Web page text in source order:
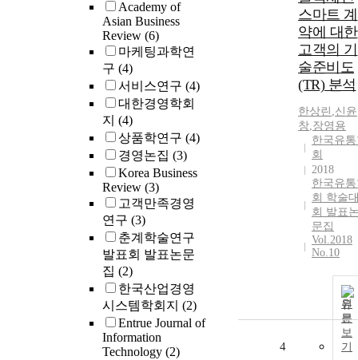
Academy of
Asian Business
Review (6)
마케팅과학연
구 (4)
서비스연구 (4)
대한경영학회
지 (4)
상품학연구 (4)
경영논집 (3)
Korea Business
Review (3)
고객만족경영
연구 (3)
춘계학술연구
발표회 발표논문
집 (2)
한국산업경영
시스템학회지 (2)
Entrue Journal of
Information
Technology (2)
스마트 계
약에 대한
고객의 기
술준비도
(TR) 분석
한상린 ,신윤
창,장영용
한국유
회
2018
한국유
회 학술
회 발표
문집
Vol.2018
No.10
원
문
보
기
4